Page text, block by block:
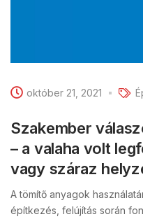
október 21, 2021
Szakember
– a valaha volt
vagy száraz
A tömítő anyagok
építkezés, felújítás során